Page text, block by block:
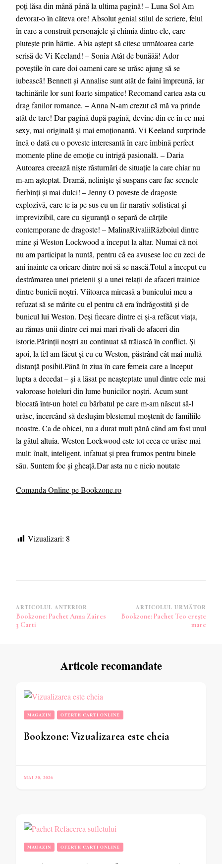
poți lăsa din mână până la ultima pagină! – Luna Sol Am
devorat-o în câteva ore! Absolut genial stilul de scriere, felul
în care a construit personajele și chimia dintre ele, care
plutește prin hârtie. Abia aștept să citesc următoarea carte
scrisă de Vi Keeland! – Sonia Atât de bunăăă! Ador
poveștile în care doi oameni care se urăsc ajung să se
iubească! Bennett și Annalise sunt atât de faini împreună, iar
tachinările lor sunt foarte simpatice! Recomand cartea asta cu
drag fanilor romance. – Anna N-am crezut că mă va prinde
atât de tare! Dar pagină după pagină, devine din ce în ce mai
sexy, mai originală și mai emoționantă. Vi Keeland surprinde
încă o dată cu o poveste interesantă în care îmbină perfect
momente pline de emoție cu intrigă pasională. – Daria
Autoarea creează niște răsturnări de situație la care chiar nu
m-am așteptat. Dramă, neliniște și suspans care fac scenele
fierbinți și mai dulci! – Jenny O poveste de dragoste
explozivă, care te ia pe sus cu un fir narativ sofisticat și
imprevizibil, care cu siguranță o separă de cărțile
contemporane de dragoste! – MalinaRivaliiRăzboiul dintre
mine și Weston Lockwood a început la altar. Numai că noi
nu am participat la nuntă, pentru că ea avusese loc cu zeci de
ani înainte ca oricare dintre noi să se nască.Totul a început cu
destrămarea unei prietenii și a unei relații de afaceri trainice
dintre bunicii noștri. Viitoarea mireasă a bunicului meu a
refuzat să se mărite cu el pentru că era îndrăgostită și de
bunicul lui Weston. Deși fiecare dintre ei și-a refăcut viața,
au rămas unii dintre cei mai mari rivali de afaceri din
istorie.Părinții noștri au continuat să trăiască în conflict. Și
apoi, la fel am făcut și eu cu Weston, păstrând cât mai multă
distanță posibil.Până în ziua în care femeia care a început
lupta a decedat – și a lăsat pe neașteptate unul dintre cele mai
valoroase hoteluri din lume bunicilor noștri. Acum sunt
blocată într-un hotel cu bărbatul pe care m-am născut să-l
urăsc, încercând să deslușim blestemul moștenit de familiile
noastre. Ca de obicei, nu a durat mult până când am fost unul
la gâtul altuia. Weston Lockwood este tot ceea ce urăsc mai
mult: înalt, inteligent, infatuat și prea frumos pentru binele
său. Suntem foc și gheață.Dar asta nu e nicio noutate
Comanda Online pe Bookzone.ro
Vizualizari: 8
Navigare
în
ARTICOLUL ANTERIOR
Bookzone: Pachet Anna Zaires
3 Carti
ARTICOLUL URMĂTOR
Bookzone: Pachet Teo crește
mare
Articole recomandate
MAGAZIN OFERTE CARTI ONLINE
Bookzone: Vizualizarea este cheia
MAI 30, 2026
MAGAZIN OFERTE CARTI ONLINE